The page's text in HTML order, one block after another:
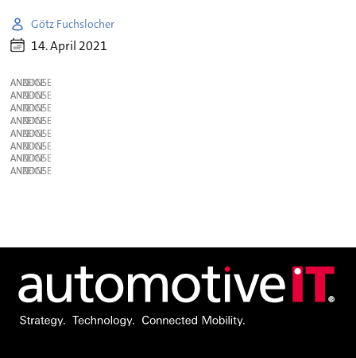
Götz Fuchslocher
14. April 2021
ANZEIGE
ANZEIGE
ANZEIGE
ANZEIGE
ANZEIGE
ANZEIGE
ANZEIGE
ANZEIGE